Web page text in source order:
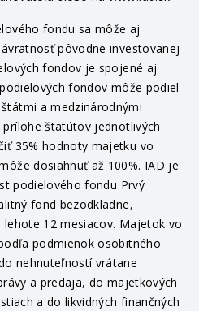
fondu sa môže aj
pôvodne investovanej
fondov je spojené aj
fondov môže podiel
a medzinárodnými
štatútov jednotlivých
35% hodnoty majetku vo
dosiahnuť až 100%. IAD je
podielového fondu Prvý
fond bezodkladne,
12 mesiacov. Majetok vo
podmienok osobitného
nehnuteľností vrátane
a predaja, do majetkových
a do likvidných finančných